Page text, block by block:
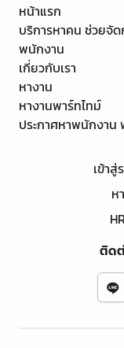
หน้าแรก
บริการหาคน ช่วยจัด
พนักงาน
เกี่ยวกับเรา
หางาน
หางานพาร์ทไทม์
ประกาศหาพนักงาน
เข้า
ห
ติดต่